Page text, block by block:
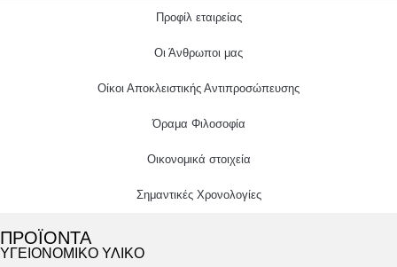
Προφίλ εταιρείας
Οι Άνθρωποι μας
Οίκοι Αποκλειστικής Αντιπροσώπευσης
Όραμα Φιλοσοφία
Οικονομικά στοιχεία
Σημαντικές Χρονολογίες
ΠΡΟΪΟΝΤΑ
ΥΓΕΙΟΝΟΜΙΚΟ ΥΛΙΚΟ